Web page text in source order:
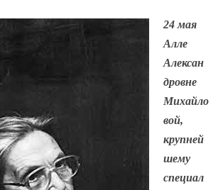
24 мая
Алле
Алексан
дровне
Михайло
вой,
крупней
шему
специал